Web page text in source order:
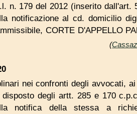
n. 179 del 2012 (inserito
notificazione al cd. domicilio
CORTE D'APPELLO
(
nei confronti degli avvocati,
degli artt. 285 e 170
notifica della stessa a